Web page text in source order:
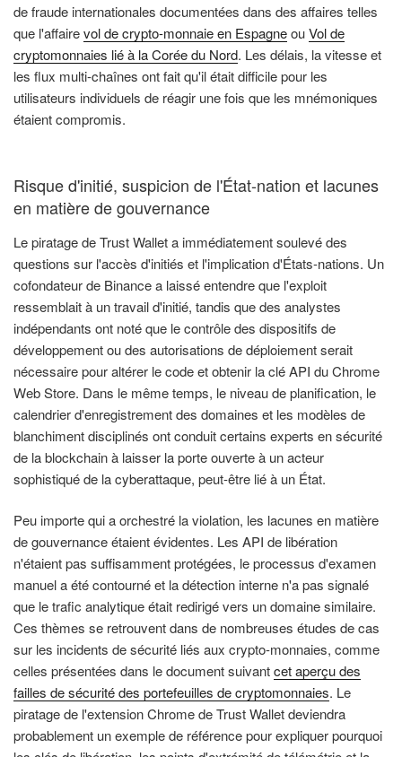
de fraude internationales documentées dans des affaires telles
que l'affairevol de crypto-monnaie en EspagneouVol de
cryptomonnaies lié à la Corée du Nord. Les délais, la vitesse et
les flux multi-chaînes ont fait qu'il était difficile pour les
utilisateurs individuels de réagir une fois que les mnémoniques
étaient compromis.
Risque d'initié, suspicion de l'État-nation et lacunes
en matière de gouvernance
Le piratage de Trust Wallet a immédiatement soulevé des
questions sur l'accès d'initiés et l'implication d'États-nations. Un
cofondateur de Binance a laissé entendre que l'exploit
ressemblait à un travail d'initié, tandis que des analystes
indépendants ont noté que le contrôle des dispositifs de
développement ou des autorisations de déploiement serait
nécessaire pour altérer le code et obtenir la clé API du Chrome
Web Store. Dans le même temps, le niveau de planification, le
calendrier d'enregistrement des domaines et les modèles de
blanchiment disciplinés ont conduit certains experts en sécurité
de la blockchain à laisser la porte ouverte à un acteur
sophistiqué de la cyberattaque, peut-être lié à un État.
Peu importe qui a orchestré la violation, les lacunes en matière
de gouvernance étaient évidentes. Les API de libération
n'étaient pas suffisamment protégées, le processus d'examen
manuel a été contourné et la détection interne n'a pas signalé
que le trafic analytique était redirigé vers un domaine similaire.
Ces thèmes se retrouvent dans de nombreuses études de cas
sur les incidents de sécurité liés aux crypto-monnaies, comme
celles présentées dans le document suivantcet aperçu des
failles de sécurité des portefeuilles de cryptomonnaies. Le
piratage de l'extension Chrome de Trust Wallet deviendra
probablement un exemple de référence pour expliquer pourquoi